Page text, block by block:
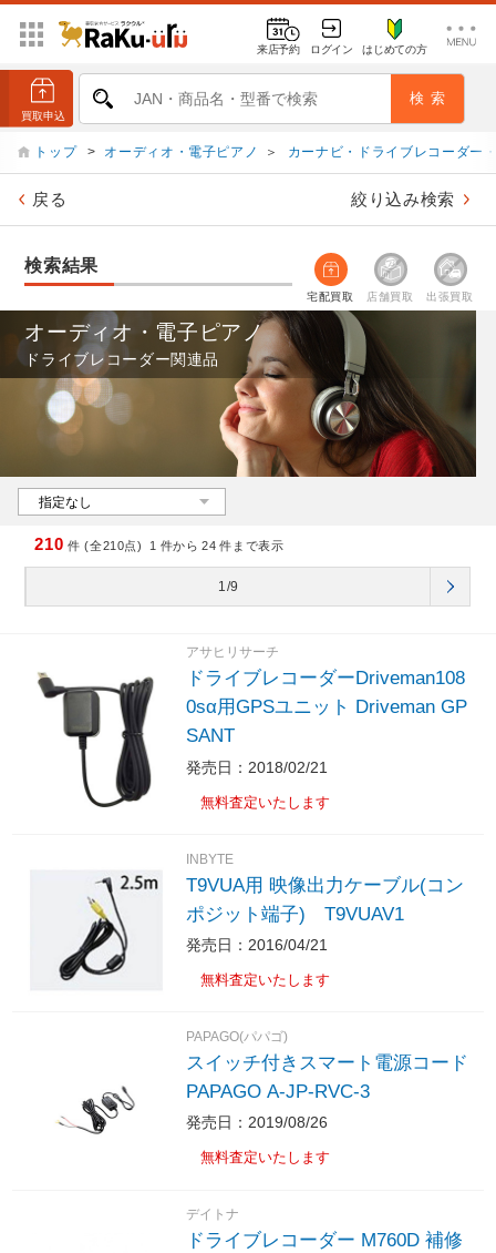
来店予約 ログイン はじめての方
トップ > オーディオ・電子ピアノ ＞ カーナビ・ドライブレコーダー
戻る 絞り込み検索
検索結果
宅配買取 店舗買取 出張買取
オーディオ・電子ピアノ
ドライブレコーダー関連品
210 件 (全210点) 1 件から 24 件まで表示
1/9
アサヒリサーチ
ドライブレコーダーDriveman108
0sα用GPSユニット Driveman GP
SANT
発売日：2018/02/21
無料査定いたします
INBYTE
T9VUA用 映像出力ケーブル(コン
ポジット端子) T9VUAV1
発売日：2016/04/21
無料査定いたします
PAPAGO(パパゴ)
スイッチ付きスマート電源コード
PAPAGO A-JP-RVC-3
発売日：2019/08/26
無料査定いたします
デイトナ
ドライブレコーダー M760D 補修